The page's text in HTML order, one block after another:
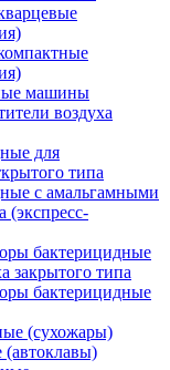
машины
воздуха
для
типа
с амальгамными
(экспресс-
бактерицидные
закрытого типа
бактерицидные
(сухожары)
(автоклавы)